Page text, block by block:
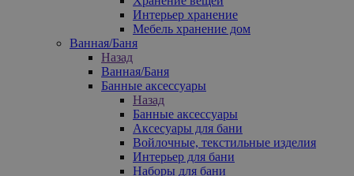
Интерьер хранение
Мебель хранение дом
Ванная/Баня
Назад
Ванная/Баня
Банные аксессуары
Назад
Банные аксессуары
Аксесуары для бани
Войлочные, текстильные изделия
Интерьер для бани
Наборы для бани